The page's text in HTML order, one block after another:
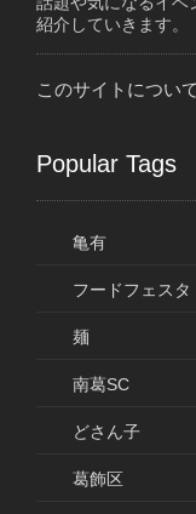
紹介していきます。
このサイトについて
Popular Tags
亀有
フードフェスタ
麺
南葛SC
どさん子
葛飾区